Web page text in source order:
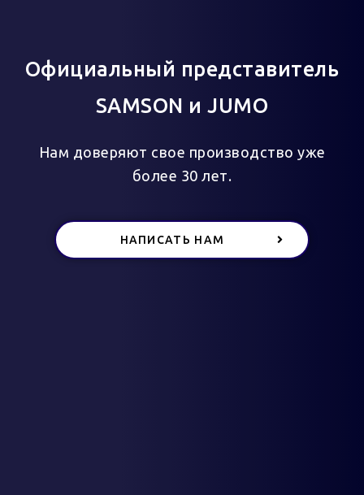
Официальный представитель
SAMSON и JUMO
Нам доверяют свое производство уже
более 30 лет.
НАПИСАТЬ НАМ